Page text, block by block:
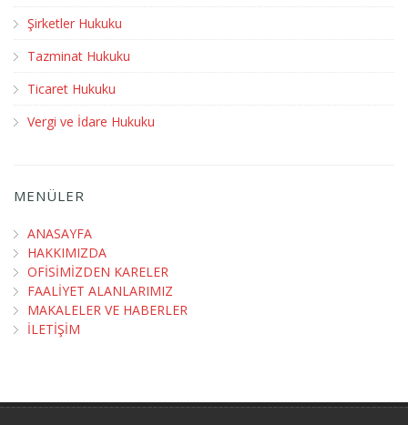
Şirketler Hukuku
Tazminat Hukuku
Ticaret Hukuku
Vergi ve İdare Hukuku
MENÜLER
ANASAYFA
HAKKIMIZDA
OFİSİMİZDEN KARELER
FAALİYET ALANLARIMIZ
MAKALELER VE HABERLER
İLETİŞİM